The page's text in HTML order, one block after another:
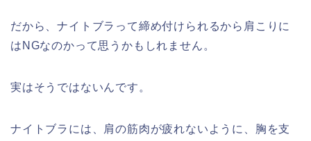
だから、ナイトブラって締め付けられるから肩こりに
はNGなのかって思うかもしれません。
実はそうではないんです。
ナイトブラには、肩の筋肉が疲れないように、胸を支